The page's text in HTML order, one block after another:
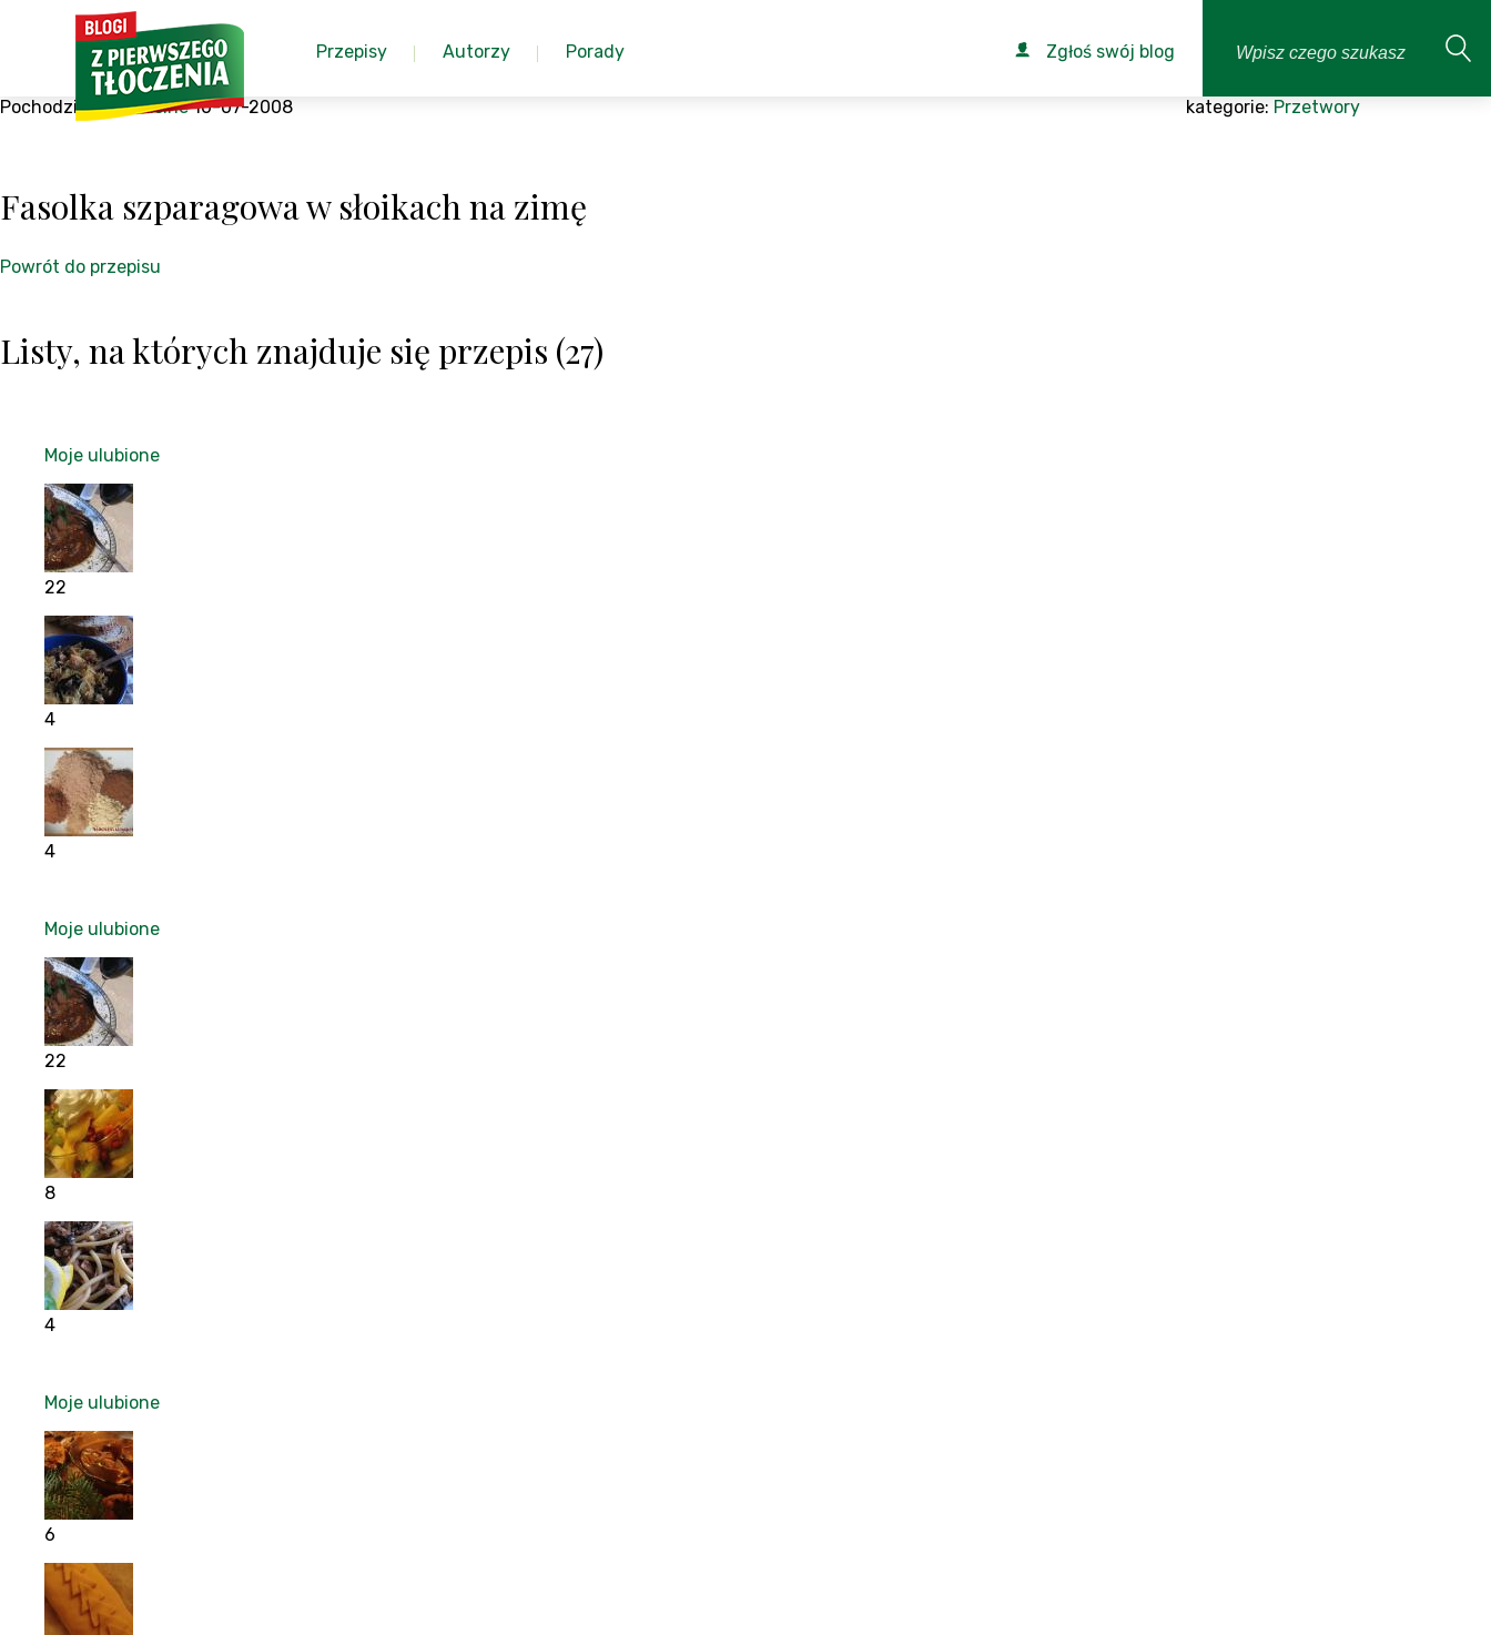
Przepisy Autorzy Porady Zgłoś swój blog
Pochodzi z:My cuisine 10-07-2008 kategorie: Przetwory
Fasolka szparagowa w słoikach na zimę
Powrót do przepisu
Listy, na których znajduje się przepis (27)
Moje ulubione
22
4
4
Moje ulubione
22
8
4
Moje ulubione
6